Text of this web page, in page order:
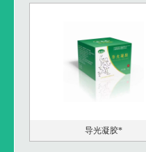
导光凝胶*